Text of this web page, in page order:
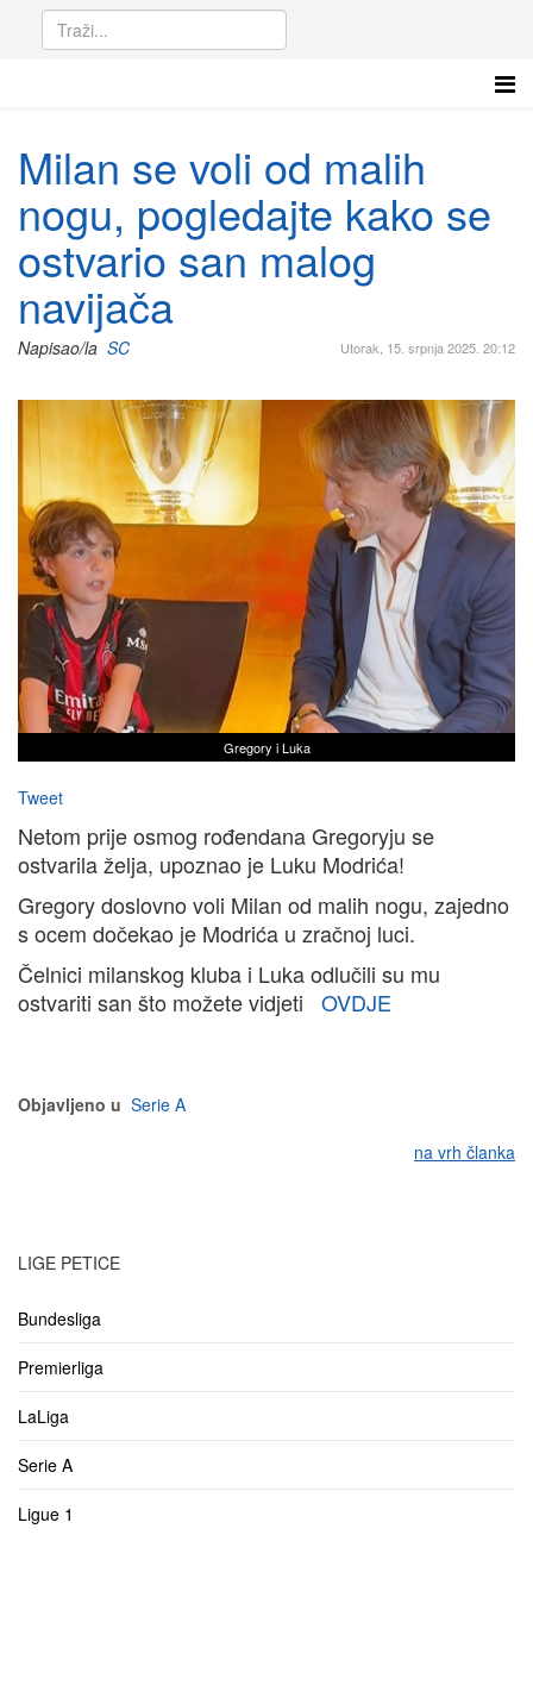
Milan se voli od malih
nogu, pogledajte kako se
ostvario san malog
navijača
Utorak, 15. srpnja 2025. 20:12
Napisao/la SC
Gregory i Luka
Tweet
Netom prije osmog rođendana Gregoryju se
ostvarila želja, upoznao je Luku Modrića!
Gregory doslovno voli Milan od malih nogu, zajedno
s ocem dočekao je Modrića u zračnoj luci.
Čelnici milanskog kluba i Luka odlučili su mu
ostvariti san što možete vidjeti OVDJE
Objavljeno u Serie A
na vrh članka
LIGE PETICE
Bundesliga
Premierliga
LaLiga
Serie A
Ligue 1